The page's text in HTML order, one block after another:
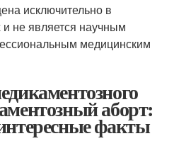
исключительно в
не является научным
медицинским
аборт:
факты